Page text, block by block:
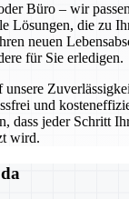
Büro – wir
Lösungen, die zu
neuen
für Sie erledigen.
unsere
und
dass jeder Schritt
wird.